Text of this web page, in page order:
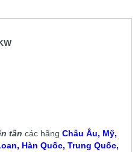
tần các hãng Châu Âu, Mỹ,
Hàn Quốc, Trung Quốc,